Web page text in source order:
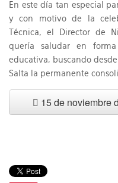
En este día tan especial
y con motivo de la
Técnica, el Director de
quería saludar en
educativa, buscando desde
Salta la permanente
15 de noviembre